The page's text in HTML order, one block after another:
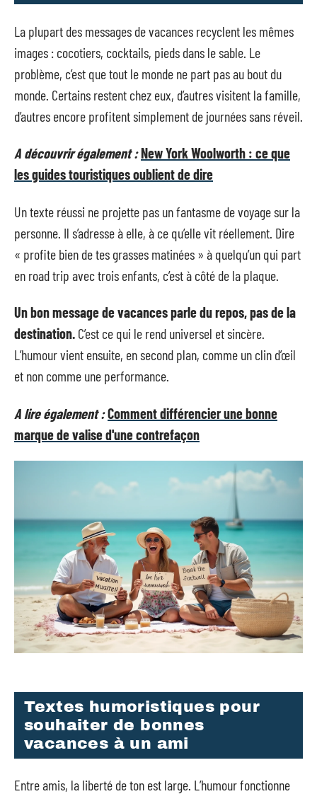
La plupart des messages de vacances recyclent les mêmes
images : cocotiers, cocktails, pieds dans le sable. Le
problème, c’est que tout le monde ne part pas au bout du
monde. Certains restent chez eux, d’autres visitent la famille,
d’autres encore profitent simplement de journées sans réveil.
A découvrir également :New York Woolworth : ce que
les guides touristiques oublient de dire
Un texte réussi ne projette pas un fantasme de voyage sur la
personne. Il s’adresse à elle, à ce qu’elle vit réellement. Dire
« profite bien de tes grasses matinées » à quelqu’un qui part
en road trip avec trois enfants, c’est à côté de la plaque.
Un bon message de vacances parle du repos, pas de la
destination. C’est ce qui le rend universel et sincère.
L’humour vient ensuite, en second plan, comme un clin d’œil
et non comme une performance.
A lire également :Comment différencier une bonne
marque de valise d'une contrefaçon
Textes humoristiques pour
souhaiter de bonnes
vacances à un ami
Entre amis, la liberté de ton est large. L’humour fonctionne